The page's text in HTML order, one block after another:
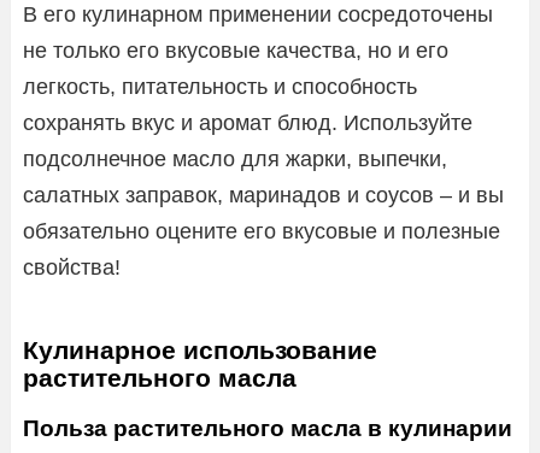
В его кулинарном применении сосредоточены
не только его вкусовые качества, но и его
легкость, питательность и способность
сохранять вкус и аромат блюд. Используйте
подсолнечное масло для жарки, выпечки,
салатных заправок, маринадов и соусов – и вы
обязательно оцените его вкусовые и полезные
свойства!
Кулинарное использование
растительного масла
Польза растительного масла в кулинарии